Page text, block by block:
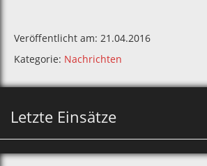
Veröffentlicht am: 21.04.2016
Kategorie: Nachrichten
Letzte Einsätze